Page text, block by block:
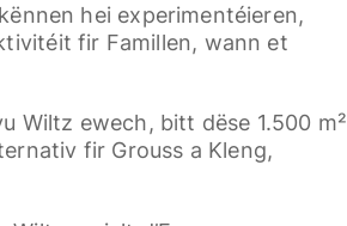
hei experimentéieren,
fir Famillen, wann et
Wiltz ewech, bitt dëse 1.500 m²
fir Grouss a Kleng,